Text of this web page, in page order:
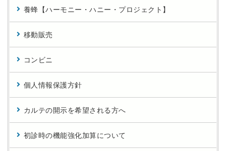
養蜂【ハーモニー・ハニー・プロジェクト】
移動販売
コンビニ
個人情報保護方針
カルテの開示を希望される方へ
初診時の機能強化加算について